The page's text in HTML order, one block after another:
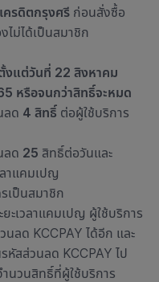
ครดิตกรุงศรี ก่อนสั่งซื้อ
ไม่ได้เป็นสมาชิก
งแต่วันที่ 22 สิงหาคม
หรือจนกว่าสิทธิ์จะหมด
ลด 4 สิทธิ์ ต่อผู้ใช้บริการ
ลด 25 สิทธิ์ต่อวันและ
าแคมเปญ
เป็นสมาชิก
ะเวลาแคมเปญ ผู้ใช้บริการ
นลด KCCPAY ได้อีก และ
หัสส่วนลด KCCPAY ไป
นวนสิทธิ์ที่ผู้ใช้บริการ